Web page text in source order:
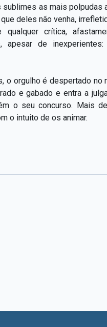
as mais polpudas
deles não venha,
crítica,
apesar de
o orgulho é despertado
e gabado e entra a
o seu concurso. Mais
o intuito de os animar.